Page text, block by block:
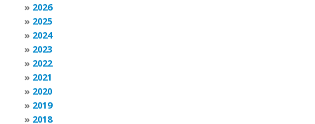
2026
2025
2024
2023
2022
2021
2020
2019
2018